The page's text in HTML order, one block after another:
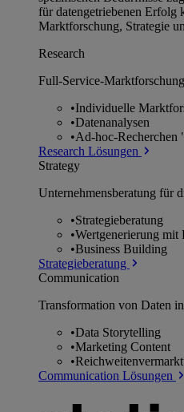
für datengetriebenen Erfolg
Marktforschung, Strategie
Research
Full-Service-
•Individuelle
•Datenanalysen
•Ad-hoc-Recherchen
Research Lösungen
Strategy
Unternehmens­beratung für
•Strategieberatung
•Wertgenerierung mit
•Business Building
Strategieberatung
Communication
Transformation von Daten
•Data Storytelling
•Marketing Content
•
Communication Lösungen